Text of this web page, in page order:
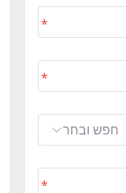
חפש ובחר